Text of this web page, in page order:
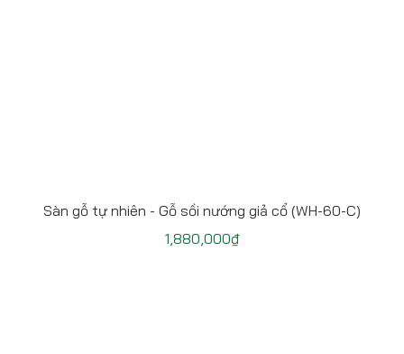
Sàn gỗ tự nhiên - Gỗ sồi nướng giả cổ (WH-60-C)
1,880,000₫